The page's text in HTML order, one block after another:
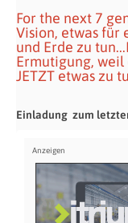
For the next 7
Vision, etwas für
und Erde zu
Ermutigung, weil
JETZT etwas zu
Einladung zum